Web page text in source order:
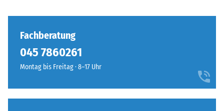
Fachberatung
045 7860261‬
Montag bis Freitag · 8–17 Uhr